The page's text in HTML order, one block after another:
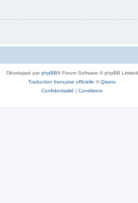
Développé parphpBB® Forum Software © phpBB Limited
Traduction française officielle ©Qiaeru
Confidentialité | Conditions